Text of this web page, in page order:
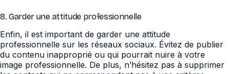
8. Garder une attitude professionnelle
Enfin, il est important de garder une attitude
professionnelle sur les réseaux sociaux. Évitez de publier
du contenu inapproprié ou qui pourrait nuire à votre
image professionnelle. De plus, n’hésitez pas à supprimer